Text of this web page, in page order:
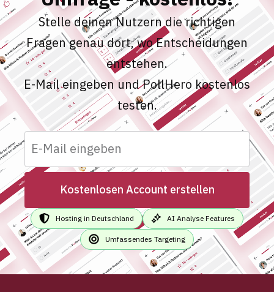
Stelle deinen Nutzern die richtigen
Fragen genau dort, wo Entscheidungen
entstehen.
E-Mail eingeben und PollHero kostenlos
testen.
Kostenlosen Account erstellen
Hosting in Deutschland AI Analyse Features
Umfassendes Targeting